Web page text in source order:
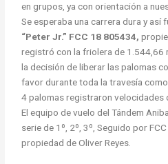
en grupos, ya con orientación a
Se esperaba una carrera dura y así
“Peter Jr.” FCC 18 805434,
registró con la friolera de 1.544,66
la decisión de liberar las palomas
favor durante toda la travesía
4 palomas registraron velocidades
El equipo de vuelo del Tándem
serie de 1º, 2º, 3º, Seguido por
propiedad de Oliver Reyes.